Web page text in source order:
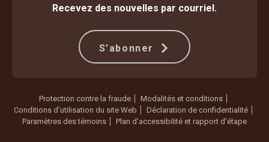
Recevez des nouvelles par courriel.
S’abonner
Protection contre la fraude
Modalités et conditions
Conditions d’utilisation du site Web
Déclaration de confidentialité
Paramètres des témoins
Plan d’accessibilité et rapport d’étape